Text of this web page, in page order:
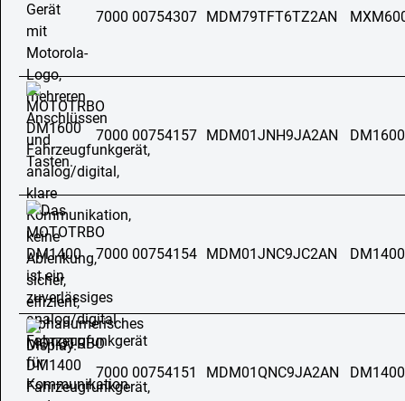
7000 00754307 MDM79TFT6TZ2AN
7000 00754157 MDM01JNH9JA2AN
7000 00754154 MDM01JNC9JC2AN
7000 00754151 MDM01QNC9JA2AN